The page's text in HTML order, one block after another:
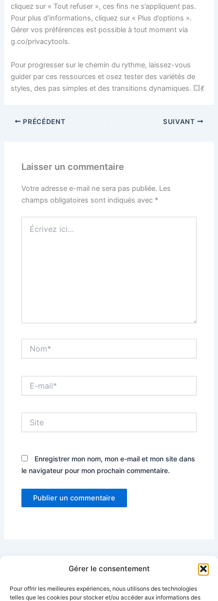
Gérer le consentement
Pour offrir les meilleures expériences, nous utilisons des technologies
telles que les cookies pour stocker et/ou accéder aux informations des
cliquez sur « Tout refuser », ces fins ne s’appliquent pas.
Pour plus d’informations, cliquez sur « Plus d’options ».
Gérer vos préférences est possible à tout moment via
g.co/privacytools.
Pour progresser sur le chemin du rythme, laissez-vous
guider par ces ressources et osez tester des variétés de
styles, des pas simples et des transitions dynamiques. 💥💃
PRÉCÉDENT SUIVANT
Laisser un commentaire
Votre adresse e-mail ne sera pas publiée. Les
champs obligatoires sont indiqués avec *
ici…
mail*
Enregistrer mon nom, mon e-mail et mon site dans
le navigateur pour mon prochain commentaire.